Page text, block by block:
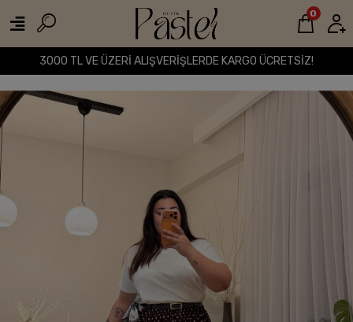
3000 TL VE ÜZERİ ALIŞVERİŞLERDE KARGO ÜCRETSİZ!
0